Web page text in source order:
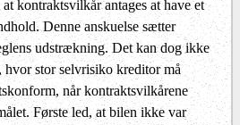
kontraktsvilkår antages at have et
Denne anskuelse sætter
udstrækning. Det kan dog ikke
hvor stor selvrisiko kreditor må
når kontraktsvilkårene
Første led, at bilen ikke var